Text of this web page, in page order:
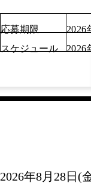
応募期限
2026
スケジュール
2026
2026年8月28日(